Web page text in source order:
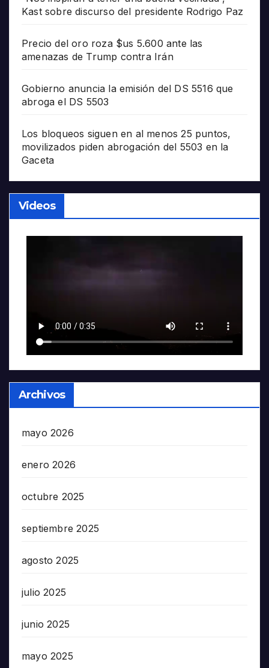
Kast sobre discurso del presidente Rodrigo Paz
Precio del oro roza $us 5.600 ante las
amenazas de Trump contra Irán
Gobierno anuncia la emisión del DS 5516 que
abroga el DS 5503
Los bloqueos siguen en al menos 25 puntos,
movilizados piden abrogación del 5503 en la
Gaceta
Videos
Archivos
mayo 2026
enero 2026
octubre 2025
septiembre 2025
agosto 2025
julio 2025
junio 2025
mayo 2025